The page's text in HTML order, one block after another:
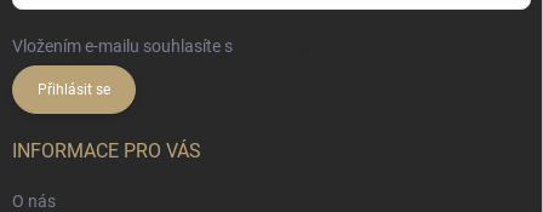
Vložením e-mailu souhlasíte s
Přihlásit se
INFORMACE PRO VÁS
O nás